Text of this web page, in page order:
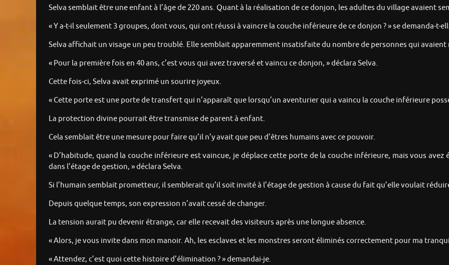
Selva semblait être une enfant à l’âge de 220 ans. Quant à la réalisation de ce donjon, les adultes du village avaient
« Y a-t-il seulement 3 groupes, dont vous, qui ont réussi à vaincre la couche inférieure de ce donjon ? » se demanda-t-
Selva affichait un visage un peu troublé. Elle semblait apparemment insatisfaite du nombre de personnes qui
« Pour la première fois en 40 ans, c’est vous qui avez traversé et vaincu ce donjon, » déclara Selva.
Cette fois-ci, Selva avait exprimé un sourire joyeux.
« Cette porte est une porte de transfert qui n’apparaît que lorsqu’un aventurier qui a vaincu la couche inférieure
La protection divine pourrait être transmise de parent à enfant.
Cela semblait être une mesure pour faire qu’il n’y avait que peu d’êtres humains avec ce pouvoir.
« D’habitude, quand la couche inférieure est vaincue, je déplace cette porte de la couche inférieure, mais vous
dans l’étage de gestion, » déclara Selva.
Si l’humain semblait prometteur, il semblerait qu’il soit invité à l’étage de gestion à cause du fait qu’elle voulait
Depuis quelque temps, son expression n’avait cessé de changer.
La tension aurait pu devenir étrange, car elle recevait des visiteurs après une longue absence.
« Alors, je vous invite dans mon manoir. Ah, les esclaves et les monstres seront éliminés correctement pour ma
« Attendez, c’est quoi cette histoire d’élimination ? » demandai-je.